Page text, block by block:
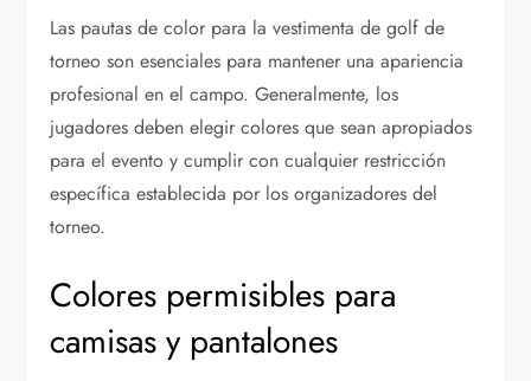
Las pautas de color para la vestimenta de golf de
torneo son esenciales para mantener una apariencia
profesional en el campo. Generalmente, los
jugadores deben elegir colores que sean apropiados
para el evento y cumplir con cualquier restricción
específica establecida por los organizadores del
torneo.
Colores permisibles para
camisas y pantalones